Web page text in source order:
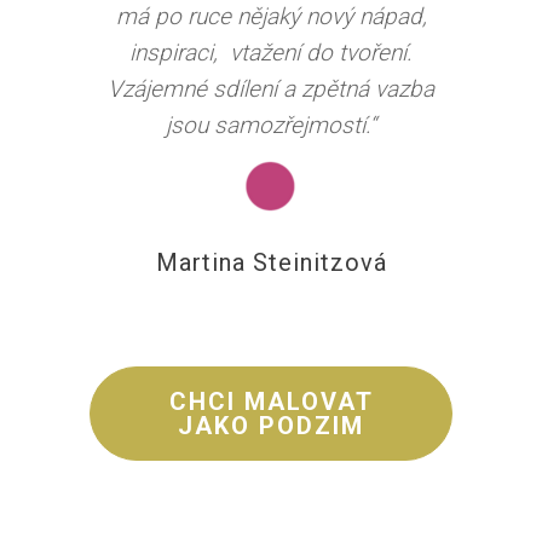
má po ruce nějaký nový nápad,
inspiraci, vtažení do tvoření.
Vzájemné sdílení a zpětná vazba
jsou samozřejmostí.“
Martina Steinitzová
CHCI MALOVAT
JAKO PODZIM